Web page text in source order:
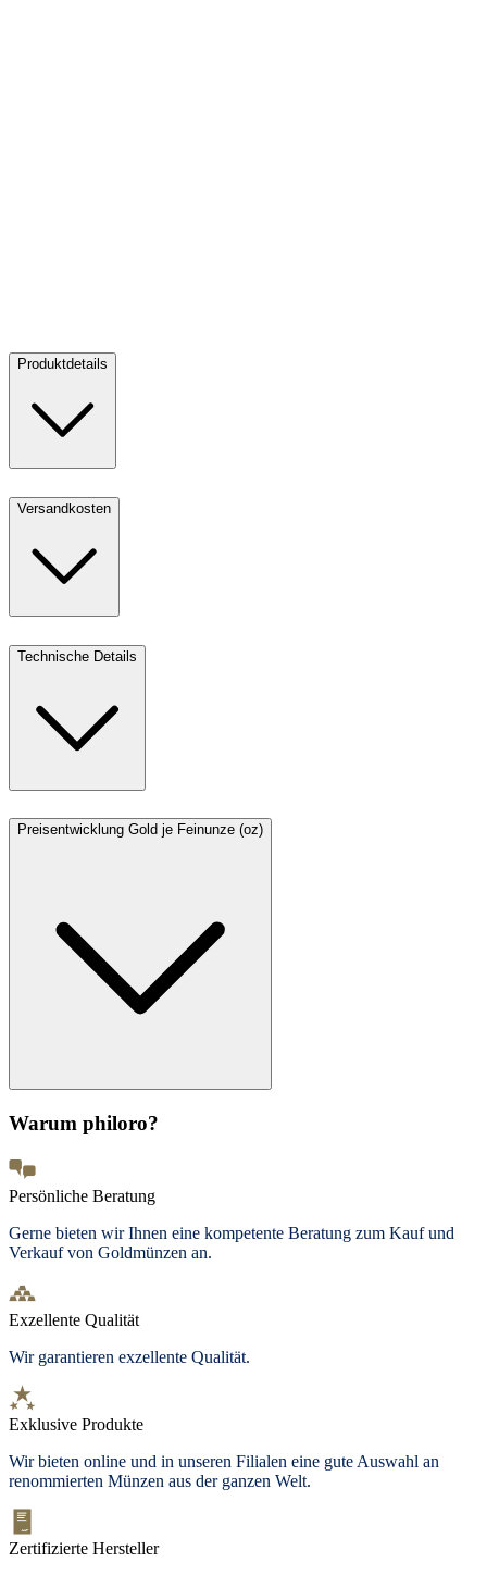
Produktdetails
Versandkosten
Technische Details
Preisentwicklung Gold je Feinunze (oz)
Warum philoro?
Persönliche Beratung
Gerne bieten wir Ihnen eine kompetente Beratung zum Kauf und
Verkauf von Goldmünzen an.
Exzellente Qualität
Wir garantieren exzellente Qualität.
Exklusive Produkte
Wir bieten online und in unseren Filialen eine gute Auswahl an
renommierten Münzen aus der ganzen Welt.
Zertifizierte Hersteller